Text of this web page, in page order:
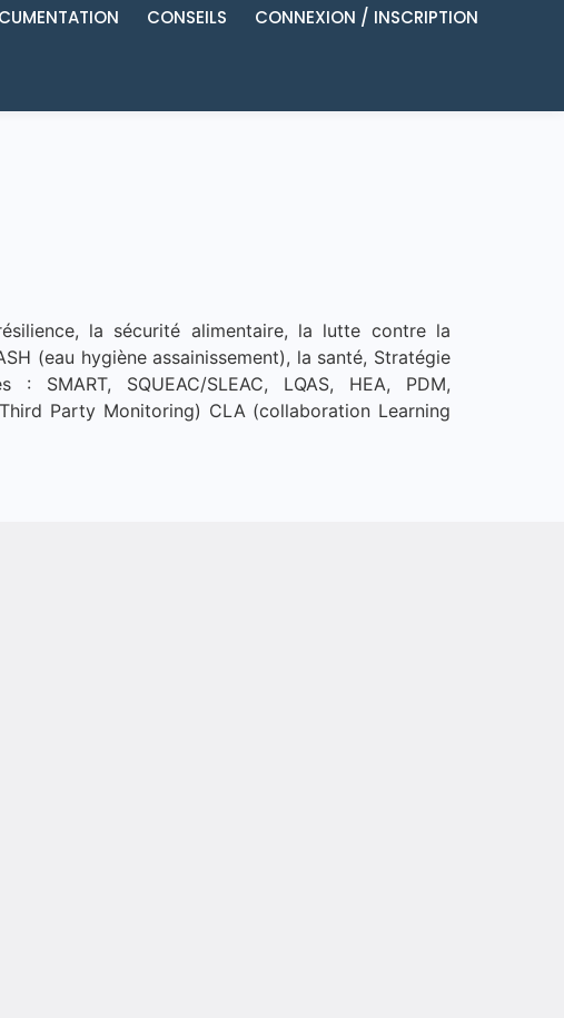
CONSEILS CONNEXION / INSCRIPTION
la sécurité alimentaire, la lutte contre la
(eau hygiène assainissement), la santé, Stratégie
SQUEAC/SLEAC, LQAS, HEA, PDM,
Party Monitoring) CLA (collaboration Learning